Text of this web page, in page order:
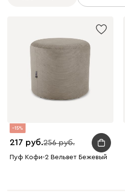
15
217 256
Пуф Кофи-2 Вельвет Бежевый